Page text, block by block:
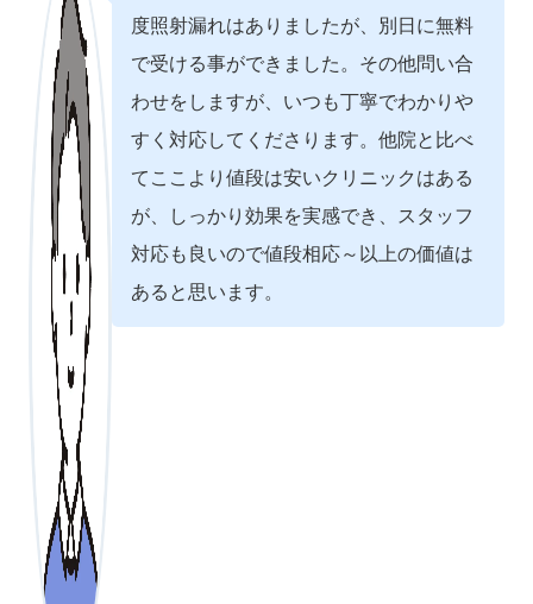
度照射漏れはありましたが、別日に無料
で受ける事ができました。その他問い合
わせをしますが、いつも丁寧でわかりや
すく対応してくださります。他院と比べ
てここより値段は安いクリニックはある
が、しっかり効果を実感でき、スタッフ
対応も良いので値段相応～以上の価値は
あると思います。